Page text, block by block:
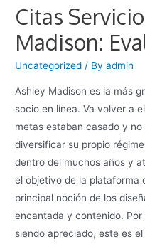
Citas
Madison:
Uncategorized / Byadmin
Ashley Madison es la más
socio en línea. Va volver a
metas estaban casado y
diversificar su propio
dentro del muchos años y
el objetivo de la plataforma
principal noción de los
encantada y contenido.
siendo apreciado, este es